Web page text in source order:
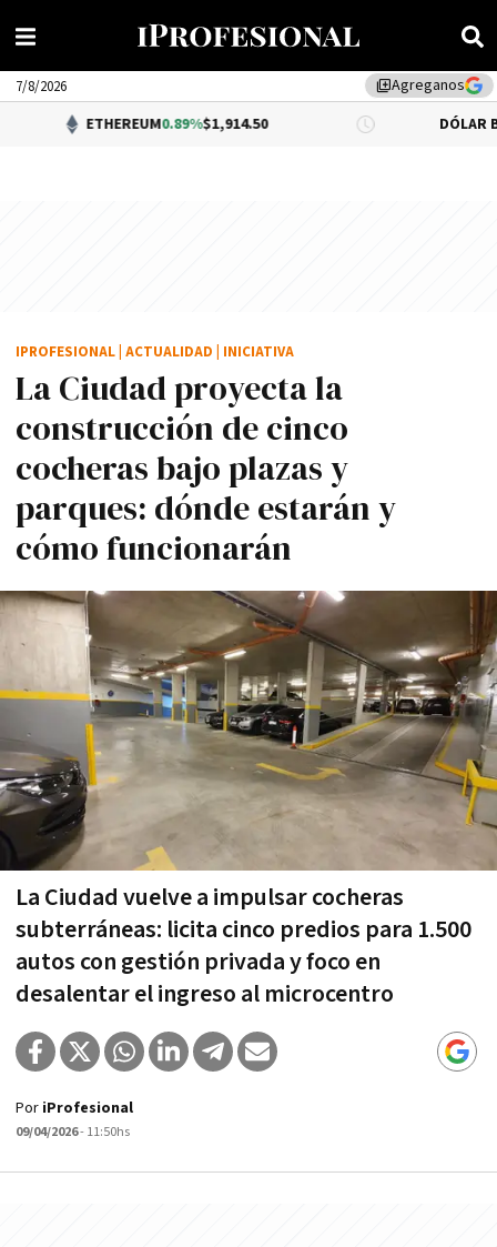
library_addAgreganos
7/8/2026
0.89%$1,914.50 DÓLAR BNA 0.34%
La Ciudad proyecta la
construcción de cinco
cocheras bajo plazas y
parques: dónde estarán y
cómo funcionarán
La Ciudad vuelve a impulsar cocheras
subterráneas: licita cinco predios para 1.500
autos con gestión privada y foco en
desalentar el ingreso al microcentro
IPROFESIONAL ACTUALIDAD INICIATIVA
Por iProfesional
09/04/2026- 11:50hs